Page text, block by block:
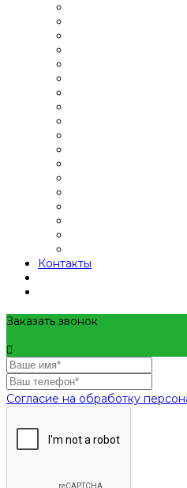
Контакты
Заказать звонок
Согласие на обработку